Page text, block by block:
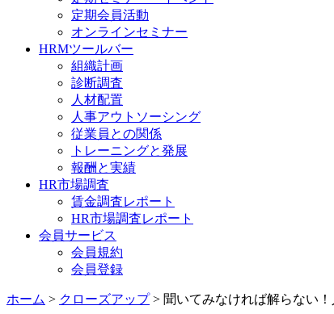
定期会員活動
オンラインセミナー
HRMツールバー
組織計画
診断調査
人材配置
人事アウトソーシング
従業員との関係
トレーニングと発展
報酬と実績
HR市場調査
賃金調査レポート
HR市場調査レポート
会員サービス
会員規約
会員登録
ホーム > クローズアップ> 聞いてみなければ解らない